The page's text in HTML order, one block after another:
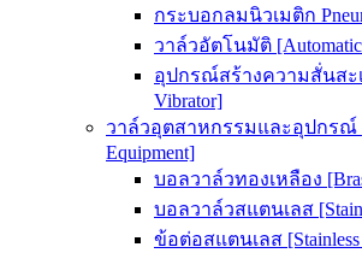
กระบอกลมนิวเมติก
วาล์วอัตโนมัติ [Automatic
อุปกรณ์สร้างความสั่นสะเ
Vibrator]
วาล์วอุตสาหกรรมและอุปกรณ์
Equipment]
บอลวาล์วทองเหลือง
บอลวาล์วสแตนเลส
ข้อต่อสแตนเลส [Stainless